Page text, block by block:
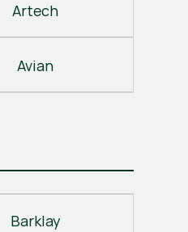
Artech
Avian
Barklay